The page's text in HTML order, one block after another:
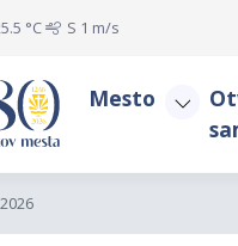
°C S 1 m/s
Mesto